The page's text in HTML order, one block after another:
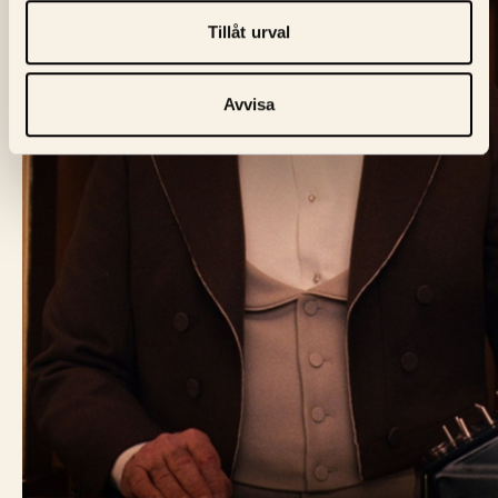
Tillåt urval
Avvisa
Skeppargatan 60,
biljett@biofagelbla.se
Allmänt:
mail@biofagelbla.se
Event:
event@biofagelbla.se
ÖPPETTIDER
Biografen öppnar 30 min innan dagens första visning.
NYHETSBREV
E-Postaddress